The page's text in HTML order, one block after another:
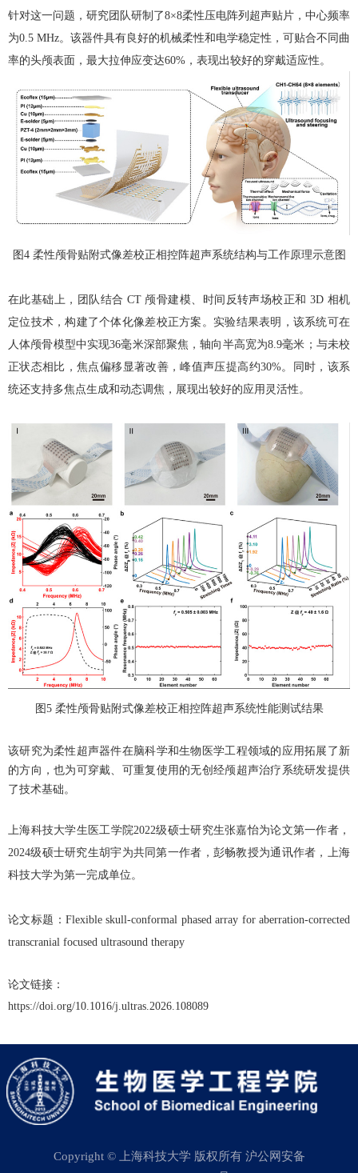
针对这一问题，研究团队研制了8×8柔性压电阵列超声贴片，中心频率
为0.5 MHz。该器件具有良好的机械柔性和电学稳定性，可贴合不同曲
率的头颅表面，最大拉伸应变达60% ，表现出较好的穿戴适应性。
图 4 柔性颅骨贴附式像差校正相控阵超声系统结构与工作原理示意图
在此基础上，团队结合 CT 颅骨建模、时间反转声场校正和 3D 相机
定位技术，构建了个体化像差校正方案。实验结果表明，该系统可在
人体颅骨模型中实现36毫米深部聚焦，轴向半高宽为8.9毫米；与未校
正状态相比，焦点偏移显著改善，峰值声压提高约30%。同时，该系
统还支持多焦点生成和动态调焦，展现出较好的应用灵活性。
图 5 柔性颅骨贴附式像差校正相控阵超声系统性能测试结果
该研究为柔性超声器件在脑科学和生物医学工程领域的应用拓展了新
的方向，也为可穿戴、可重复使用的无创经颅超声治疗系统研发提供
了技术基础。
上海科技大学生医工学院2022级硕士研究生张嘉怡为论文第一作者，
2024级硕士研究生胡宇为共同第一作者，彭畅教授为通讯作者，上海
科技大学为第一完成单位。
论文标题： Flexible skull-conformal phased array for aberration-corrected
transcranial focused ultrasound therapy
论文链接：
https://doi.org/10.1016/j.ultras.2026.108089
Copyright © 上海科技大学 版权所有 沪公网安备